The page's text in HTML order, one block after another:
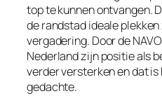
top te kunnen ontvangen.
de randstad ideale
vergadering. Door de
Nederland zijn positie als
verder versterken en dat
gedachte.